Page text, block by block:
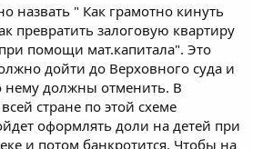
назвать " Как грамотно кинуть
превратить залоговую квартиру
помощи мат.капитала". Это
дойти до Верховного суда и
нему должны отменить. В
стране по этой схеме
оформлять доли на детей при
и потом банкротится. Чтобы на